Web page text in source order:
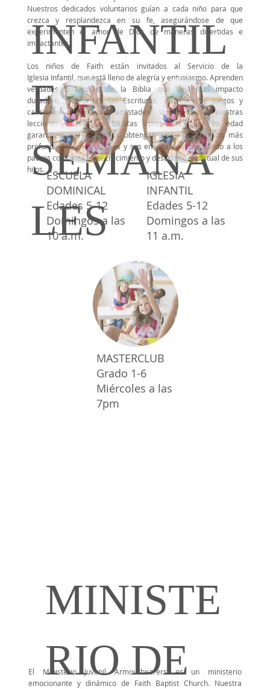
INFANTIL
ES
SEMANA
LES
Nuestros dedicados voluntarios guían a cada niño para que
crezca y resplandezca en su fe, asegurándose de que
experimenten el amor de Dios de maneras divertidas e
impactantes.
Los niños de Faithestán invitados al Servicio de la
Iglesia Infantil, queestá lleno de alegría y entusiasmo. Aprenden
verdades poderosas de la Biblia que dejan un impacto
duradero, memorizan las Escrituras, disfrutan de juegos y
canciones y cultivan amistades significativas.Nuestras
lecciones e historias bíblicas apropiadas para su edad
garantizan que los niños obtengan una comprensión más
profunda del amor de Dios y sus enseñanzas, brindando a los
padres confianza en el crecimiento y desarrollo espiritual de sus
hijos. ESCUELA
DOMINICAL
Edades 5-12
Domingos a las
10 a.m.
IGLESIA
INFANTIL
Edades 5-12
Domingos a las
11 a.m.
MASTERCLUB
Grado 1-6
Miércoles a las
7pm
MINISTE
RIO DE
El Ministerio Juvenil Armourbearers es un ministerio
emocionante y dinámico de Faith Baptist Church. Nuestra